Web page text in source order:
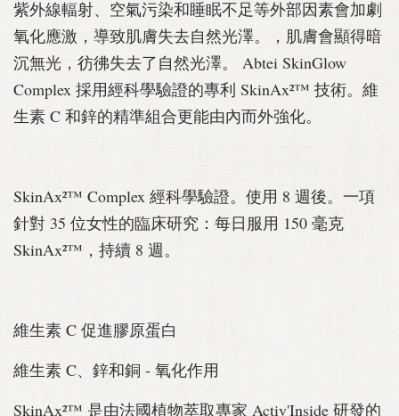
紫外線輻射、空氣污染和睡眠不足等外部因素會加劇
氧化應激，導致肌膚失去自然光澤。，肌膚會顯得暗
沉無光，彷彿失去了自然光澤。 Abtei SkinGlow
Complex 採用經科學驗證的專利 SkinAx²™ 技術。維
生素 C 和鋅的精準組合更能由內而外強化。
SkinAx²™ Complex 經科學驗證。使用 8 週後。一項
針對 35 位女性的臨床研究：每日服用 150 毫克
SkinAx²™，持續 8 週。
維生素 C 促進膠原蛋白
維生素 C、鋅和銅 - 氧化作用
SkinAx²™ 是由法國植物萃取專家 Activ'Inside 研發的